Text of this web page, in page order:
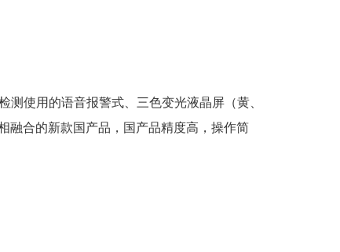
测使用的语音报警式、三色变光液晶屏（黄、
融合的新款国产品，国产品精度高，操作简